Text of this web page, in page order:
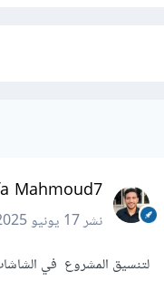
Mahmoud7
نشر17 يونيو 2025
لتنسيق المشروع في